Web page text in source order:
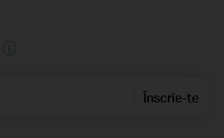
Înscrie-te